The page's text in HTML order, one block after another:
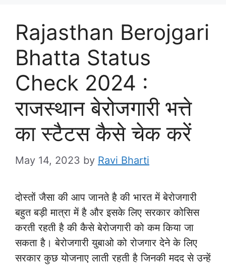
Rajasthan Berojgari
Bhatta Status
Check 2024 :
राजस्थान बेरोजगारी भत्ते
का स्टैटस कैसे चेक करें
May 14, 2023 by Ravi Bharti
दोस्तों जैसा की आप जानते है की भारत में बेरोजगारी
बहुत बड़ी मात्रा में है और इसके लिए सरकार कोसिस
करती रहती है की कैसे बेरोजगारी को कम किया जा
सकता है। बेरोजगारी युबाओ को रोजगार देने के लिए
सरकार कुछ योजनाए लाती रहती है जिनकी मदद से उन्हें